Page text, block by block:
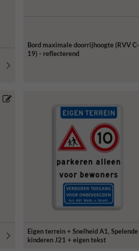
Bord maximale doorrijhoogte (RVV C-
19) - reflecterend
Eigen terrein + Snelheid A1, Spelende
kinderen J21 + eigen tekst